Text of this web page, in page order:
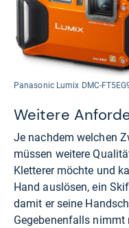
Panasonic Lumix DMC-
Weitere
Je nachdem welchen
müssen weitere
Kletterer möchte und
Hand auslösen, ein
damit er seine
Gegebenenfalls nimmt